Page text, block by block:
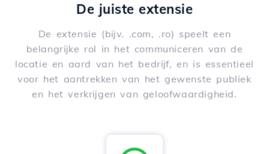
De juiste extensie
De extensie (bijv. .com, .ro) speelt een
belangrijke rol in het communiceren van de
locatie en aard van het bedrijf, en is essentieel
voor het aantrekken van het gewenste publiek
en het verkrijgen van geloofwaardigheid.